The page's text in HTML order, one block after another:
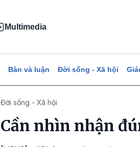
Multimedia
Bàn và luận Đời sống - Xã hội
Đời sống - Xã hội
Cần nhìn nhận